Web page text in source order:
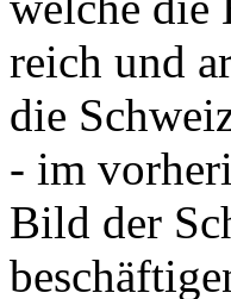
reich und
die
- im
Bild der